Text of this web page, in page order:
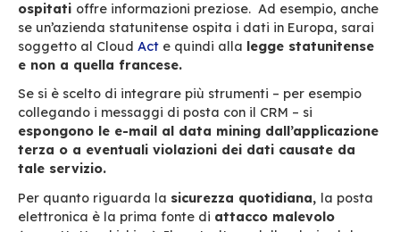
necessarie subito per l’attività dell’azienda
che potrebbe svilupparsi in futuro. La
elettronica presa in considerazione è
tramite plugin? Propone delleAPI? Per quale
perimetro funzionale (dati di posta
calendari, contatti, … le informazioni di
utenti, gruppi, risorse, condivisioni, diritti,
.